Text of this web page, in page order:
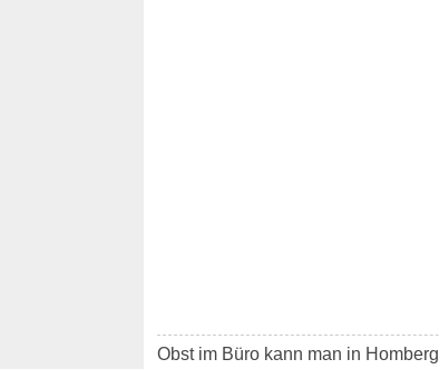
Obst im Büro kann man in Homberg